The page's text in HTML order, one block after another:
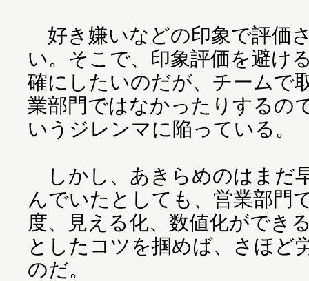
好き嫌いなどの印象で評価
い。そこで、印象評価を避け
確にしたいのだが、チームで
業部門ではなかったりするの
いうジレンマに陥っている。
しかし、あきらめのはまだ
んでいたとしても、営業部門
度、見える化、数値化ができ
としたコツを掴めば、さほど
のだ。